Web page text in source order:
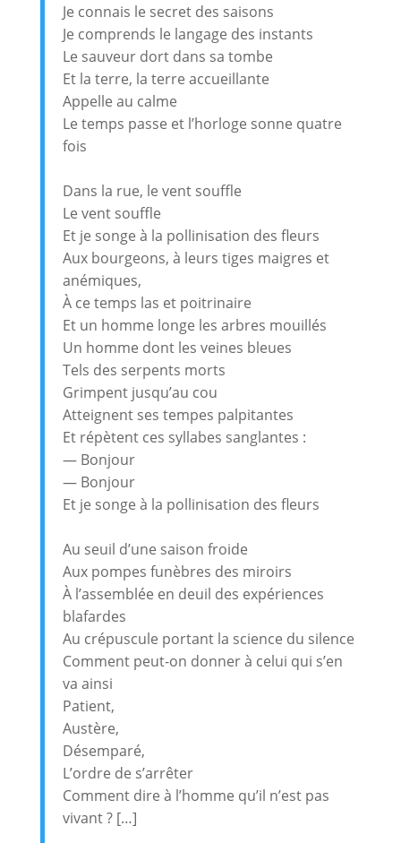
Je connais le secret des saisons
Je comprends le langage des instants
Le sauveur dort dans sa tombe
Et la terre, la terre accueillante
Appelle au calme
Le temps passe et l’horloge sonne quatre
fois
Dans la rue, le vent souffle
Le vent souffle
Et je songe à la pollinisation des fleurs
Aux bourgeons, à leurs tiges maigres et
anémiques,
À ce temps las et poitrinaire
Et un homme longe les arbres mouillés
Un homme dont les veines bleues
Tels des serpents morts
Grimpent jusqu’au cou
Atteignent ses tempes palpitantes
Et répètent ces syllabes sanglantes :
— Bonjour
— Bonjour
Et je songe à la pollinisation des fleurs
Au seuil d’une saison froide
Aux pompes funèbres des miroirs
À l’assemblée en deuil des expériences
blafardes
Au crépuscule portant la science du silence
Comment peut-on donner à celui qui s’en
va ainsi
Patient,
Austère,
Désemparé,
L’ordre de s’arrêter
Comment dire à l’homme qu’il n’est pas
vivant ? […]